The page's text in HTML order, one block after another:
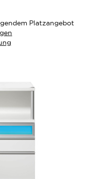
Platzangebot